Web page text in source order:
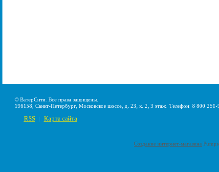
© ВатерСити. Все права защищены.
196158, Санкт-Петербург, Московское шоссе, д. 23, к. 2, 3 этаж. Телефон: 8 800
RSS Карта сайта
Создание интернет-магазина